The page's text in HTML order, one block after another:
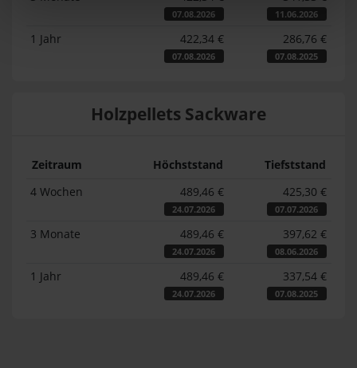
07.08.2026 11.06.2026
1 Jahr 422,34 €
07.08.2026
286,76 €
07.08.2025
Holzpellets Sackware
Zeitraum Höchststand
Tiefststand
4 Wochen
489,46 €
24.07.2026
425,30 €
07.07.2026
3 Monate 489,46 €
24.07.2026
397,62 €
08.06.2026
1 Jahr 489,46 €
24.07.2026
337,54 €
07.08.2025